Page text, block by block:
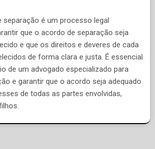
separação é um processo legal
que o acordo de separação seja
e que os direitos e deveres de cada
de forma clara e justa. É essencial
de um advogado especializado para
e garantir que o acordo seja adequado
de todas as partes envolvidas,